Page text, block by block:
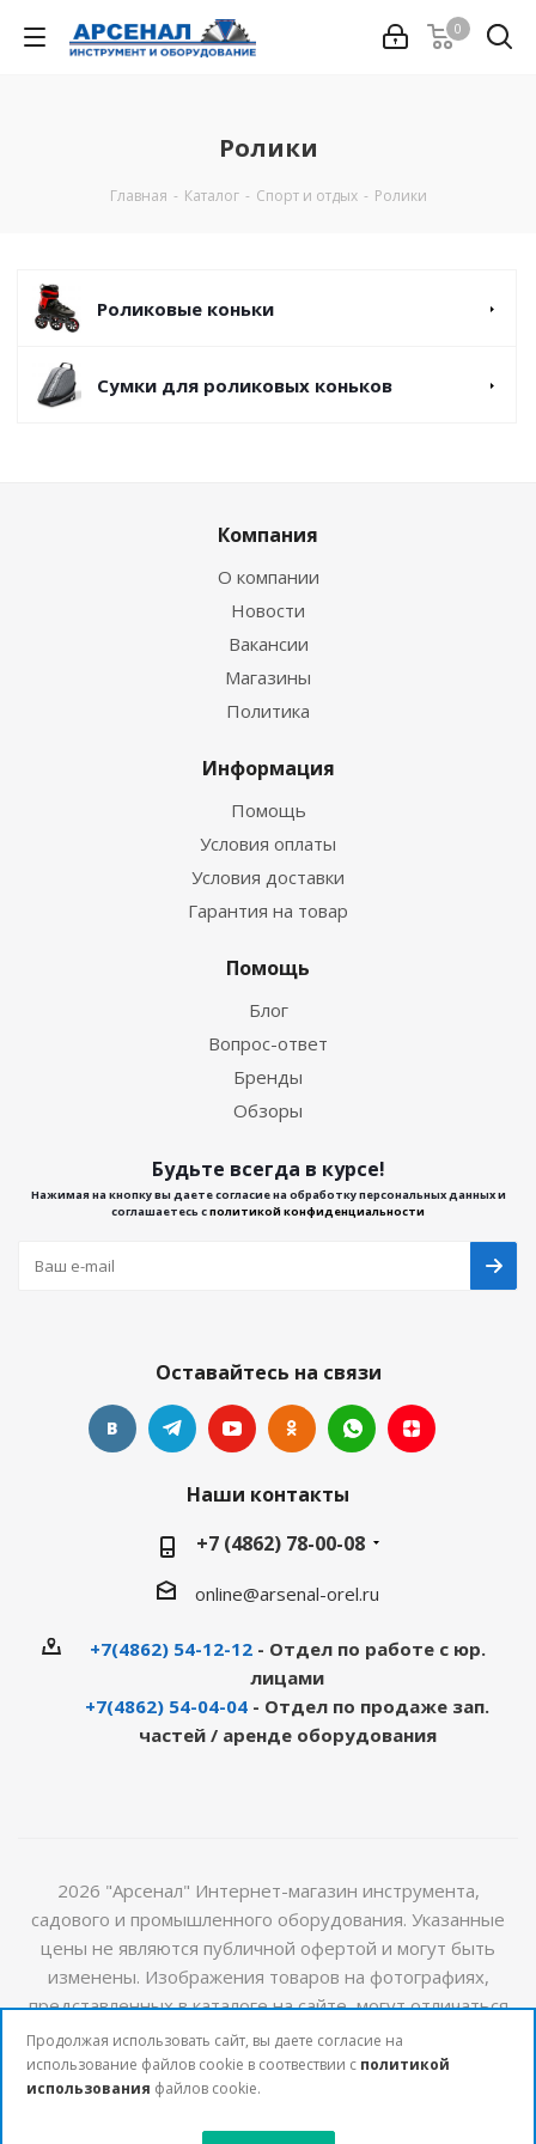
0
Ролики
Главная - Каталог - Спорт и отдых - Ролики
Роликовые коньки
Сумки для роликовых коньков
Компания
О компании
Новости
Вакансии
Магазины
Политика
Информация
Помощь
Условия оплаты
Условия доставки
Гарантия на товар
Помощь
Блог
Вопрос-ответ
Бренды
Обзоры
Будьте всегда в курсе!
Нажимая на кнопку вы даете согласие на обработку персональных данных и
соглашаетесь сполитикой конфиденциальности
Оставайтесь на связи
Наши контакты
+7 (4862) 78-00-08
online@arsenal-orel.ru
+7(4862) 54-12-12- Отдел по работе с юр.
лицами
+7(4862) 54-04-04 - Отдел по продаже зап.
частей / аренде оборудования
2026 "Арсенал" Интернет-магазин инструмента,
садового и промышленного оборудования. Указанные
цены не являются публичной офертой и могут быть
изменены. Изображения товаров на фотографиях,
представленных в каталоге на сайте, могут отличаться
от оригиналов. Актуальную информацию о стоимости и
наличии товаров можно получить у наших менеджеров
Продолжая использовать сайт, вы даете согласие на
использование файлов cookie в соотвествии с политикой
использования файлов cookie.